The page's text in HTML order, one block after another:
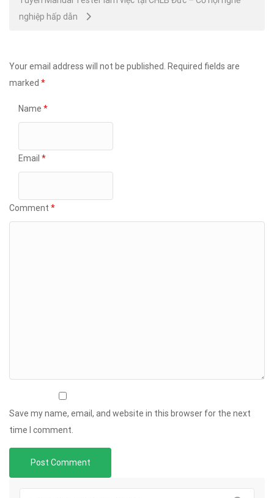
nghiệp hấp dẫn
Your email address will not be published. Required fields are
marked *
Name *
Email *
Comment *
Save my name, email, and website in this browser for the next
time I comment.